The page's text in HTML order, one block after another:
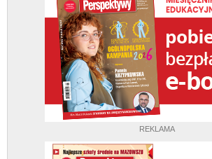
REKLAMA